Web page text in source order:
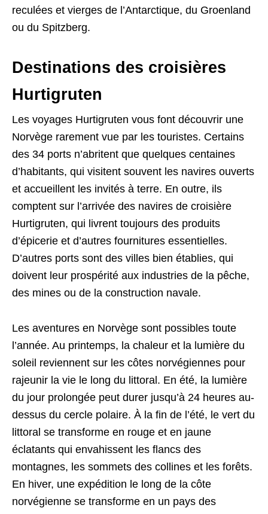
reculées et vierges de l’Antarctique, du Groenland
ou du Spitzberg.
Destinations des croisières
Hurtigruten
Les voyages Hurtigruten vous font découvrir une
Norvège rarement vue par les touristes. Certains
des 34 ports n’abritent que quelques centaines
d’habitants, qui visitent souvent les navires ouverts
et accueillent les invités à terre. En outre, ils
comptent sur l’arrivée des navires de croisière
Hurtigruten, qui livrent toujours des produits
d’épicerie et d’autres fournitures essentielles.
D’autres ports sont des villes bien établies, qui
doivent leur prospérité aux industries de la pêche,
des mines ou de la construction navale.
Les aventures en Norvège sont possibles toute
l’année. Au printemps, la chaleur et la lumière du
soleil reviennent sur les côtes norvégiennes pour
rajeunir la vie le long du littoral. En été, la lumière
du jour prolongée peut durer jusqu’à 24 heures au-
dessus du cercle polaire. À la fin de l’été, le vert du
littoral se transforme en rouge et en jaune
éclatants qui envahissent les flancs des
montagnes, les sommets des collines et les forêts.
En hiver, une expédition le long de la côte
norvégienne se transforme en un pays des